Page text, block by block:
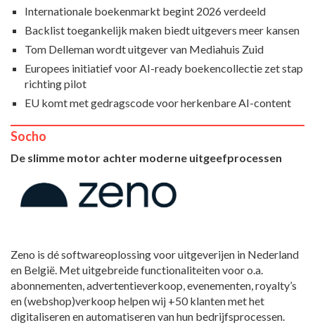
Internationale boekenmarkt begint 2026 verdeeld
Backlist toegankelijk maken biedt uitgevers meer kansen
Tom Delleman wordt uitgever van Mediahuis Zuid
Europees initiatief voor AI-ready boekencollectie zet stap
richting pilot
EU komt met gedragscode voor herkenbare AI-content
Socho
De slimme motor achter moderne uitgeefprocessen
Zeno is dé softwareoplossing voor uitgeverijen in Nederland
en België. Met uitgebreide functionaliteiten voor o.a.
abonnementen, advertentieverkoop, evenementen, royalty’s
en (webshop)verkoop helpen wij +50 klanten met het
digitaliseren en automatiseren van hun bedrijfsprocessen.